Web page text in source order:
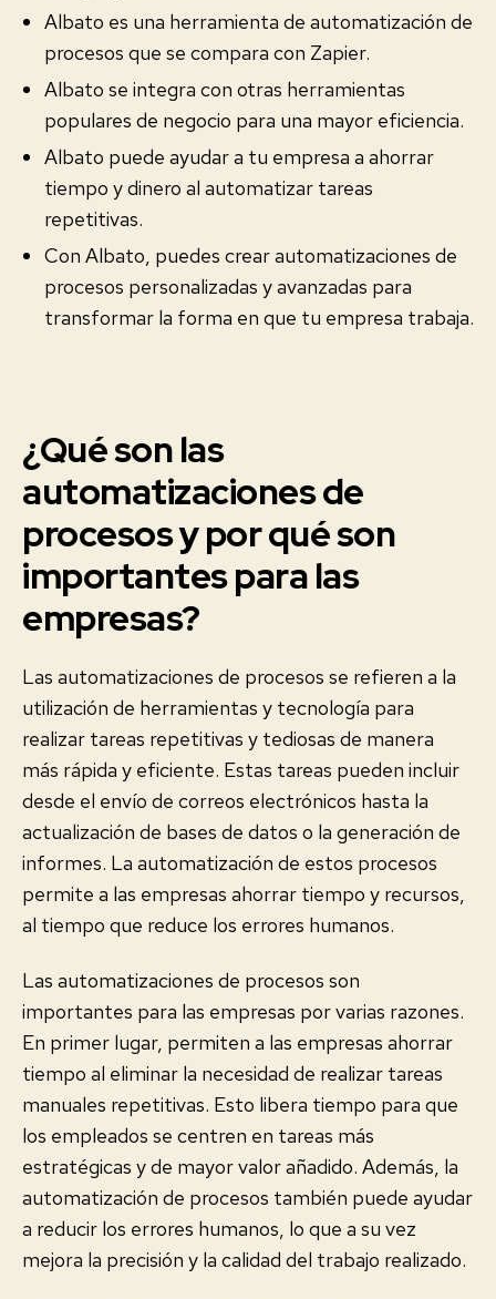
Albato es una herramienta de automatización de
procesos que se compara con Zapier.
Albato se integra con otras herramientas
populares de negocio para una mayor eficiencia.
Albato puede ayudar a tu empresa a ahorrar
tiempo y dinero al automatizar tareas
repetitivas.
Con Albato, puedes crear automatizaciones de
procesos personalizadas y avanzadas para
transformar la forma en que tu empresa trabaja.
¿Qué son las
automatizaciones de
procesos y por qué son
importantes para las
empresas?
Las automatizaciones de procesos se refieren a la
utilización de herramientas y tecnología para
realizar tareas repetitivas y tediosas de manera
más rápida y eficiente. Estas tareas pueden incluir
desde el envío de correos electrónicos hasta la
actualización de bases de datos o la generación de
informes. La automatización de estos procesos
permite a las empresas ahorrar tiempo y recursos,
al tiempo que reduce los errores humanos.
Las automatizaciones de procesos son
importantes para las empresas por varias razones.
En primer lugar, permiten a las empresas ahorrar
tiempo al eliminar la necesidad de realizar tareas
manuales repetitivas. Esto libera tiempo para que
los empleados se centren en tareas más
estratégicas y de mayor valor añadido. Además, la
automatización de procesos también puede ayudar
a reducir los errores humanos, lo que a su vez
mejora la precisión y la calidad del trabajo realizado.